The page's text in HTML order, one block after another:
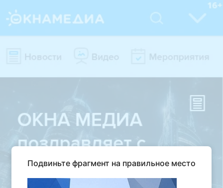
Подвиньте фрагмент на правильное место